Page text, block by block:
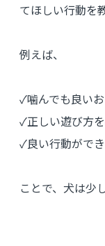
てほしい行動を
例えば、
✓噛んでも良い
✓正しい遊び方
✓良い行動がで
ことで、犬は少